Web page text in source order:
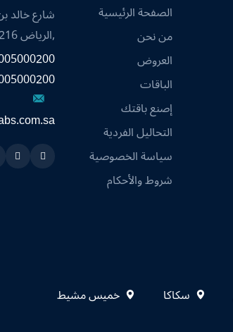
الصفحة الرئيسية
من نحن
العروض
الباقات
إصنع باقتك
التحاليل الفردية
سياسة الخصوصية
شروط والأحكام
شارع خالد
,الرياض 13216
Snapchat
سكاكا خميس مشيط